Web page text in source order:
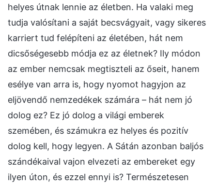
helyes útnak lennie az életben. Ha valaki meg
tudja valósítani a saját becsvágyait, vagy sikeres
karriert tud felépíteni az életében, hát nem
dicsőségesebb módja ez az életnek? Ily módon
az ember nemcsak megtiszteli az őseit, hanem
esélye van arra is, hogy nyomot hagyjon az
eljövendő nemzedékek számára – hát nem jó
dolog ez? Ez jó dolog a világi emberek
szemében, és számukra ez helyes és pozitív
dolog kell, hogy legyen. A Sátán azonban baljós
szándékaival vajon elvezeti az embereket egy
ilyen úton, és ezzel ennyi is? Természetesen